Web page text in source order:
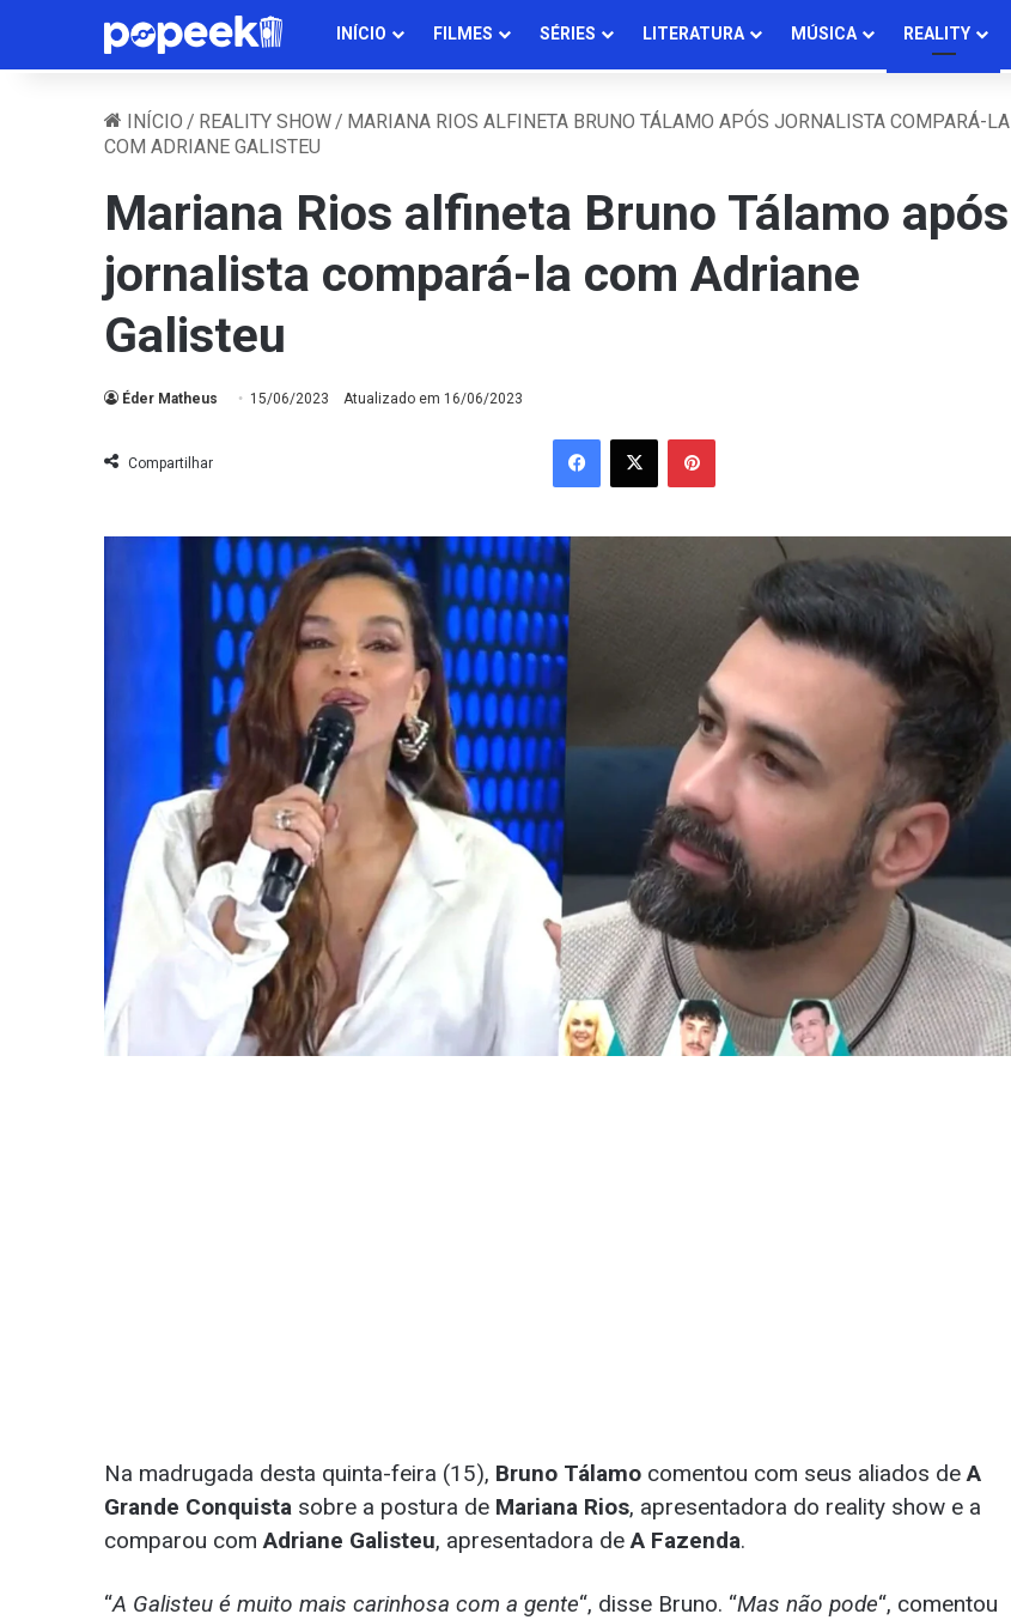
INÍCIO FILMES SÉRIES LITERATURA MÚSICA REALITY
INÍCIO / REALITY SHOW/ MARIANA RIOS ALFINETA BRUNO TÁLAMO APÓS JORNALISTA COMPARÁ-LA
COM ADRIANE GALISTEU
Mariana Rios alfineta Bruno Tálamo após
jornalista compará-la com Adriane
Galisteu
Éder Matheus 15/06/2023 Atualizado em 16/06/2023
Compartilhar
Facebook
X Pinterest
Na madrugada desta quinta-feira (15), Bruno Tálamo comentou com seus aliados deA
Grande Conquista sobre a postura de Mariana Rios, apresentadora do reality show e a
comparou com Adriane Galisteu, apresentadora deA Fazenda.
“A Galisteu é muito mais carinhosa com a gente“, disse Bruno. “Mas não pode“, comentou